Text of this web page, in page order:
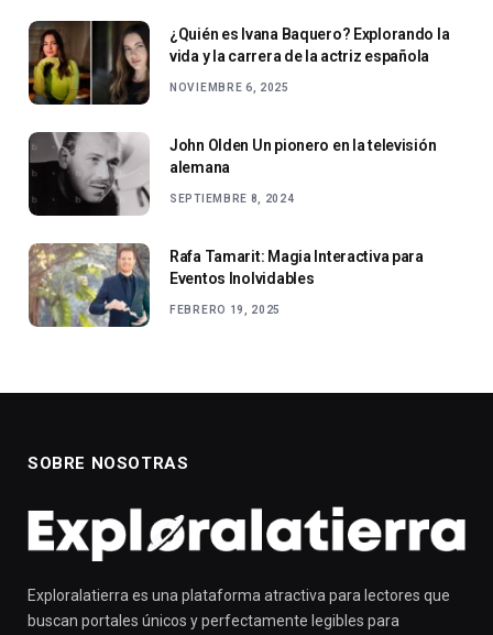
¿Quién es Ivana Baquero? Explorando la
vida y la carrera de la actriz española
NOVIEMBRE 6, 2025
John Olden Un pionero en la televisión
alemana
SEPTIEMBRE 8, 2024
Rafa Tamarit: Magia Interactiva para
Eventos Inolvidables
FEBRERO 19, 2025
SOBRE NOSOTRAS
Exploralatierra es una plataforma atractiva para lectores que
buscan portales únicos y perfectamente legibles para